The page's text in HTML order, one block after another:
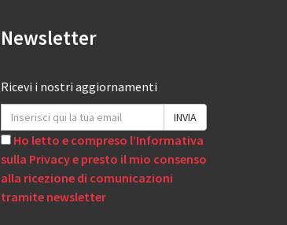
Newsletter
Ricevi i nostri aggiornamenti
Ho letto e compreso l’Informativa
sulla Privacy e presto il mio consenso
alla ricezione di comunicazioni
tramite newsletter